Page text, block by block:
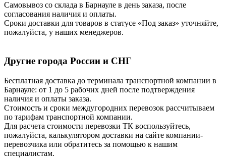
Самовывоз со склада в Барнауле в день заказа, после
согласования наличия и оплаты.
Сроки доставки для товаров в статусе «Под заказ» уточняйте,
пожалуйста, у наших менеджеров.
Другие города России и СНГ
Бесплатная доставка до терминала транспортной компании в
Барнауле: от 1 до 5 рабочих дней после подтверждения
наличия и оплаты заказа.
Стоимость и сроки междугородних перевозок рассчитываем
по тарифам транспортной компании.
Для расчета стоимости перевозки ТК воспользуйтесь,
пожалуйста, калькулятором доставки на сайте компании-
перевозчика или обратитесь за помощью к нашим
специалистам.